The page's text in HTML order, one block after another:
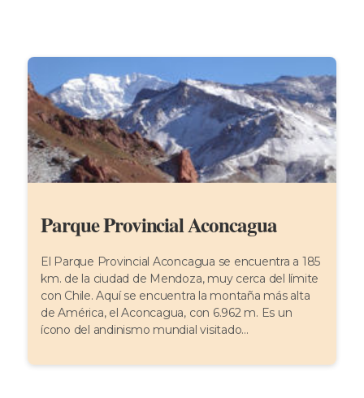
Parque Provincial Aconcagua
El Parque Provincial Aconcagua se encuentra a 185
km. de la ciudad de Mendoza, muy cerca del límite
con Chile. Aquí se encuentra la montaña más alta
de América, el Aconcagua, con 6.962 m. Es un
ícono del andinismo mundial visitado...